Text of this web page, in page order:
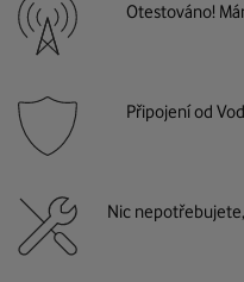
Otestováno!
Připojení od
Nic